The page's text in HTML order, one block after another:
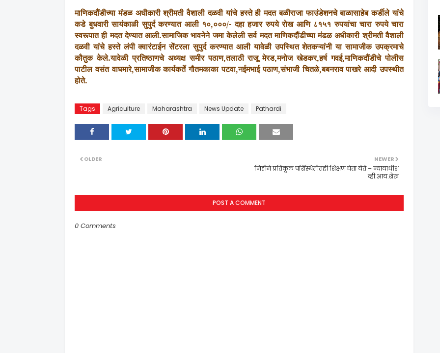
माणिकदौंडीच्या मंडळ अधीकारी श्रीमती वैशाली दळवी यांचे हस्ते ही मदत बळीराजा फाउंडेशनचे बाळासाहेब कर्डीले यांचे
कडेबुधवारी सायंकाळीसुपुर्द करण्यात आली १०,०००/- दहा हजार रुपयेरोख आणि ८१५१रुपयांचा चारारुपयेचारा
स्वरूपात ही मदत देण्यात आली.सामाजिक भावनेनेजमाकेलेलीसर्व मदत माणिकदौंडीच्या मंडळ अधीकारी श्रीमतीवैशाली
दळवी यांचे हस्ते लंपी क्वारंटाईन सेंटरला सुपुर्द करण्यात आलीयावेळी उपस्थित शेतकऱ्यांनी यासामाजीक उपक्रमाचे
कौतुककेले.यावेळी प्रतिष्ठाणचे अध्यक्ष समीरपठाण,तलाठीराजूमेरड,मनोज खेडकर,हर्ष गवई,माणिकदौंडीचे पोलीस
पाटील वसंत वाघमारे,सामाजीक कार्यकर्ते गौतमकाका पटवा,नईमभाई पठाण,संभाजी चितळे,बबनराव पाखरेआदीउपस्थीत
होते.
Tags Agriculture Maharashtra News Update Pathardi
NEWER
जिद्दीने प्रतिकूल परिस्थितीतही शिक्षण घेता येते – न्यायाधीश
व्ही.आय.शेख
OLDER
POST A COMMENT
0 Comments